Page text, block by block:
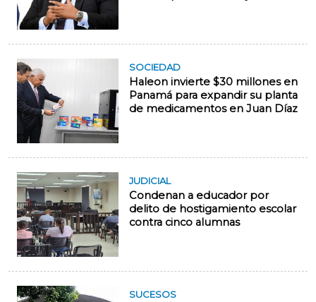
SOCIEDAD
Haleon invierte $30 millones en
Panamá para expandir su planta
de medicamentos en Juan Díaz
JUDICIAL
Condenan a educador por
delito de hostigamiento escolar
contra cinco alumnas
SUCESOS